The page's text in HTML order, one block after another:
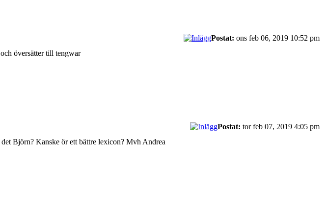
Postat: ons feb 06, 2019 10:52 pm
översätter till tengwar
Postat: tor feb 07, 2019 4:05 pm
Björn? Kanske ör ett bättre lexicon? Mvh Andrea